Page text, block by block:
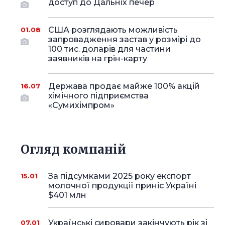
доступ до Дальніх печер
01.08
США розглядають можливість
запровадження застав у розмірі до
100 тис. доларів для частини
заявників на грін-карту
16.07
Держава продає майже 100% акцій
хімічного підприємства
«Сумихімпром»
Огляд компаній
15.01
За підсумками 2025 року експорт
молочної продукції приніс Україні
$401 млн
07.01 Українські сировари закінчують рік зі